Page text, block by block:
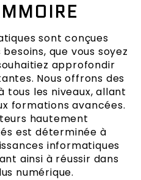
sont conçues
que vous soyez
approfondir
Nous offrons des
tous les niveaux, allant
formations avancées.
hautement
est déterminée à
informatiques
ainsi à réussir dans
numérique.